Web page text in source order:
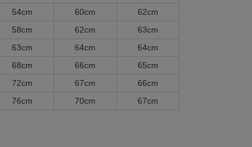
54cm 60cm
62cm
58cm 62cm
63cm
63cm 64cm
64cm
68cm 66cm
65cm
72cm 67cm
66cm
76cm 70cm 67cm